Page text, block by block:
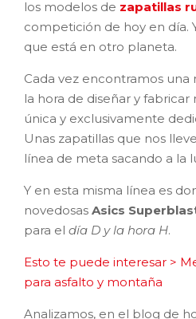
los modelos de zapatillas
competición de hoy en día.
que está en otro planeta.
Cada vez encontramos una
la hora de diseñar y
única y exclusivamente
Unas zapatillas que nos
línea de meta sacando a la
Y en esta misma línea es
novedosas Asics
para el día D y la hora H.
Esto te puede interesar >
para asfalto y montaña
Analizamos, en el blog de